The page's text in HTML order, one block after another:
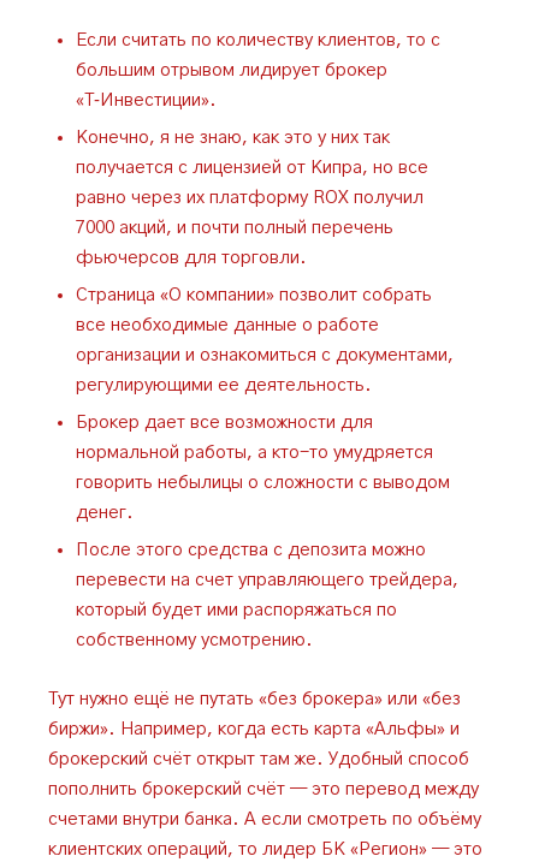
Если считать по количеству клиентов, то с
большим отрывом лидирует брокер
«Т‑Инвестиции».
Конечно, я не знаю, как это у них так
получается с лицензией от Кипра, но все
равно через их платформу ROX получил
7000 акций, и почти полный перечень
фьючерсов для торговли.
Страница «О компании» позволит собрать
все необходимые данные о работе
организации и ознакомиться с документами,
регулирующими ее деятельность.
Брокер дает все возможности для
нормальной работы, а кто-то умудряется
говорить небылицы о сложности с выводом
денег.
После этого средства с депозита можно
перевести на счет управляющего трейдера,
который будет ими распоряжаться по
собственному усмотрению.
Тут нужно ещё не путать «без брокера» или «без
биржи». Например, когда есть карта «Альфы» и
брокерский счёт открыт там же. Удобный способ
пополнить брокерский счёт — это перевод между
счетами внутри банка. А если смотреть по объёму
клиентских операций, то лидер БК «Регион» — это